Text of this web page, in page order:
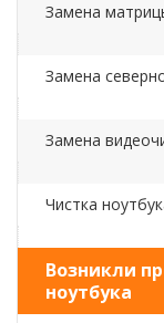
Замена
Замена
Замена
Чистка
Возникли
ноутбука